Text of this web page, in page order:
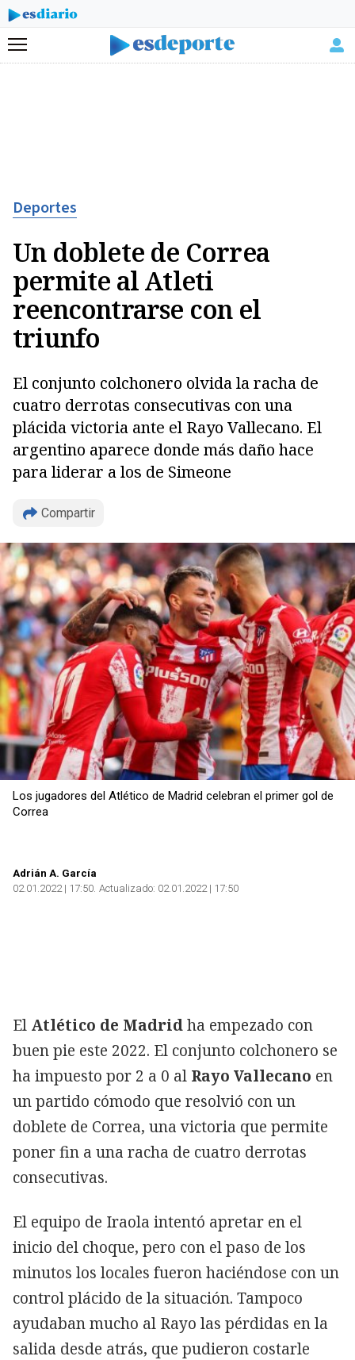
Menú
Deportes
Un doblete de Correa
permite al Atleti
reencontrarse con el
triunfo
El conjunto colchonero olvida la racha de
cuatro derrotas consecutivas con una
plácida victoria ante el Rayo Vallecano. El
argentino aparece donde más daño hace
para liderar a los de Simeone
Compartir
Copiar
Los jugadores del Atlético de Madrid celebran el primer gol de
Correa
Adrián A. García
02.01.2022 | 17:50 Actualizado: 02.01.2022 | 17:50
El Atlético de Madridha empezado con
buen pie este 2022. El conjunto colchonero se
ha impuesto por 2 a 0 al Rayo Vallecano en
un partido cómodo que resolvió con un
doblete de Correa, una victoria que permite
poner fin a una racha de cuatro derrotas
consecutivas.
El equipo de Iraola intentó apretar en el
inicio del choque, pero con el paso de los
minutos los locales fueron haciéndose con un
control plácido de la situación. Tampoco
ayudaban mucho al Rayo las pérdidas en la
salida desde atrás, que pudieron costarle